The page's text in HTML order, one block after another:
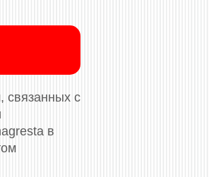
связанных с
в